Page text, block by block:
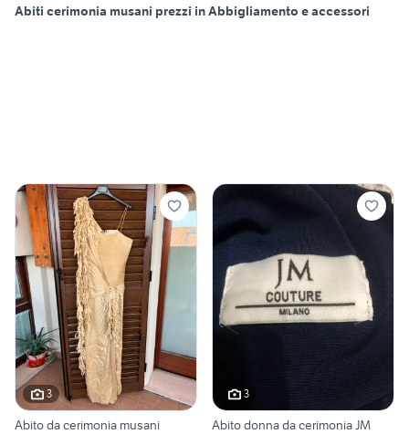
Abiti cerimonia musani prezzi in Abbigliamento e accessori
3
Abito da cerimonia musani
3
Abito donna da cerimonia JM